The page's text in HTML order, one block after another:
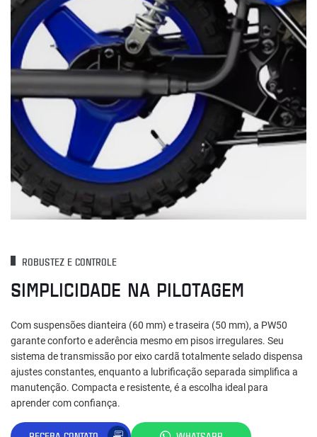
ROBUSTEZ E CONTROLE
SIMPLICIDADE NA PILOTAGEM
Com suspensões dianteira (60 mm) e traseira (50 mm), a PW50
garante conforto e aderência mesmo em pisos irregulares. Seu
sistema de transmissão por eixo cardã totalmente selado dispensa
ajustes constantes, enquanto a lubrificação separada simplifica a
manutenção. Compacta e resistente, é a escolha ideal para
aprender com confiança.